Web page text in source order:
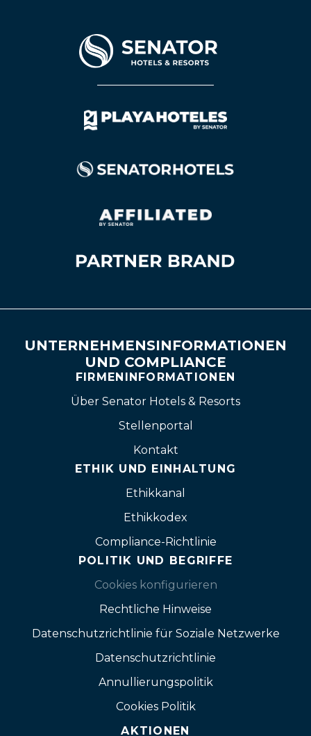
UNTERNEHMENSINFORMATIONEN
UND COMPLIANCE
FIRMENINFORMATIONEN
Über Senator Hotels & Resorts
Stellenportal
Kontakt
ETHIK UND EINHALTUNG
Ethikkanal
Ethikkodex
Compliance-Richtlinie
POLITIK UND BEGRIFFE
Cookies konfigurieren
Rechtliche Hinweise
Datenschutzrichtlinie für Soziale Netzwerke
Datenschutzrichtlinie
Annullierungspolitik
Cookies Politik
AKTIONEN